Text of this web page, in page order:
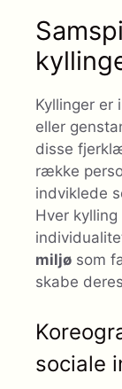
Kyllinger
eller
disse
række
indviklede
Hver
miljø som
skabe
sociale